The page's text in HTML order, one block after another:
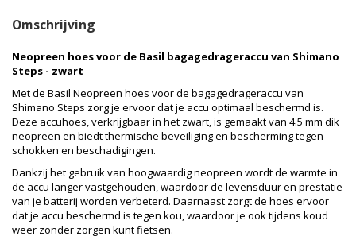
Omschrijving
Neopreen hoes voor de Basil bagagedrageraccu van Shimano
Steps - zwart
Met de Basil Neopreen hoes voor de bagagedrageraccu van
Shimano Steps zorg je ervoor dat je accu optimaal beschermd is.
Deze accuhoes, verkrijgbaar in het zwart, is gemaakt van 4.5 mm dik
neopreen en biedt thermische beveiliging en bescherming tegen
schokken en beschadigingen.
Dankzij het gebruik van hoogwaardig neopreen wordt de warmte in
de accu langer vastgehouden, waardoor de levensduur en prestatie
van je batterij worden verbeterd. Daarnaast zorgt de hoes ervoor
dat je accu beschermd is tegen kou, waardoor je ook tijdens koud
weer zonder zorgen kunt fietsen.